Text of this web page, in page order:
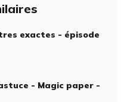
exactes - épisode
- Magic paper -